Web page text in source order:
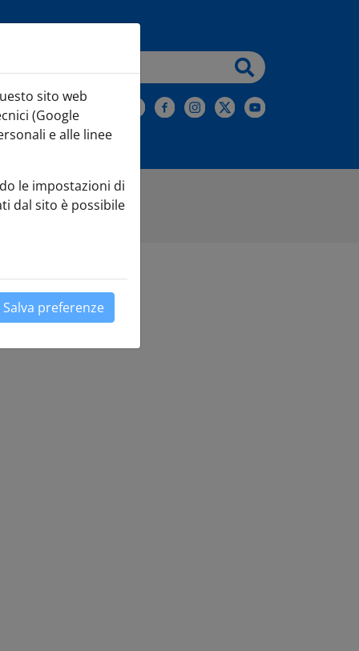
alla Newsletter
sito web
(Google
e alle linee
le impostazioni di
dal sito è possibile
Salva preferenze